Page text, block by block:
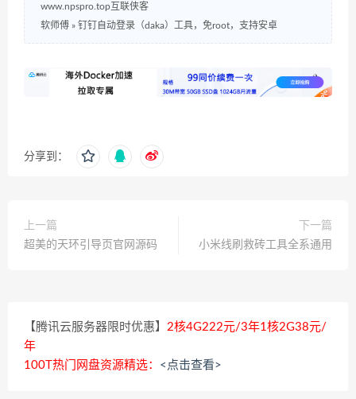
www.npspro.top互联侠客
软师傅 » 钉钉自动登录（daka）工具，免root，支持安卓
分享到：
上一篇
超美的天环引导页官网源码
下一篇
小米线刷救砖工具全系通用
【腾讯云服务器限时优惠】 2核4G222元/3年1核2G38元/
年
100T热门网盘资源精选： <点击查看>